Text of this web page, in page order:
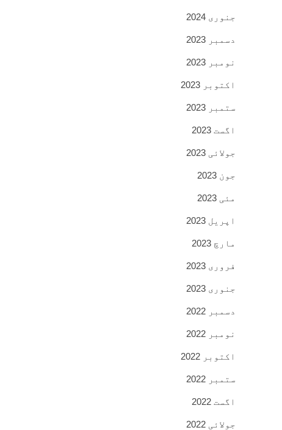
جنوری 2024
دسمبر 2023
نومبر 2023
اکتوبر 2023
ستمبر 2023
اگست 2023
جولائی 2023
جون 2023
مئی 2023
اپریل 2023
مارچ 2023
فروری 2023
جنوری 2023
دسمبر 2022
نومبر 2022
اکتوبر 2022
ستمبر 2022
اگست 2022
جولائی 2022